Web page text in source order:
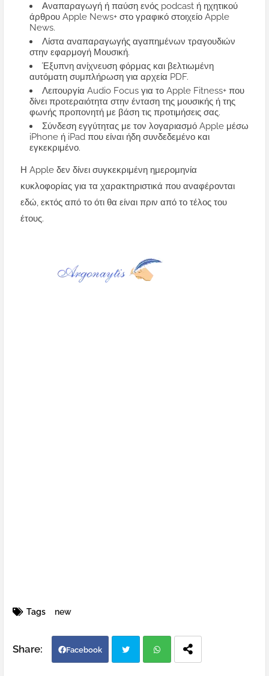
Αναπαραγωγή ή παύση ενός podcast ή ηχητικού
άρθρου Apple News+ στο γραφικό στοιχείο Apple
News.
Λίστα αναπαραγωγής αγαπημένων τραγουδιών
στην εφαρμογή Μουσική.
Έξυπνη ανίχνευση φόρμας και βελτιωμένη
αυτόματη συμπλήρωση για αρχεία PDF.
Λειτουργία Audio Focus για το Apple Fitness+ που
δίνει προτεραιότητα στην ένταση της μουσικής ή της
φωνής προπονητή με βάση τις προτιμήσεις σας.
Σύνδεση εγγύτητας με τον λογαριασμό Apple μέσω
iPhone ή iPad που είναι ήδη συνδεδεμένο και
εγκεκριμένο.
Η Apple δεν δίνει συγκεκριμένη ημερομηνία
κυκλοφορίας για τα χαρακτηριστικά που αναφέρονται
εδώ, εκτός από το ότι θα είναι πριν από το τέλος του
έτους.
Tags new
Facebook